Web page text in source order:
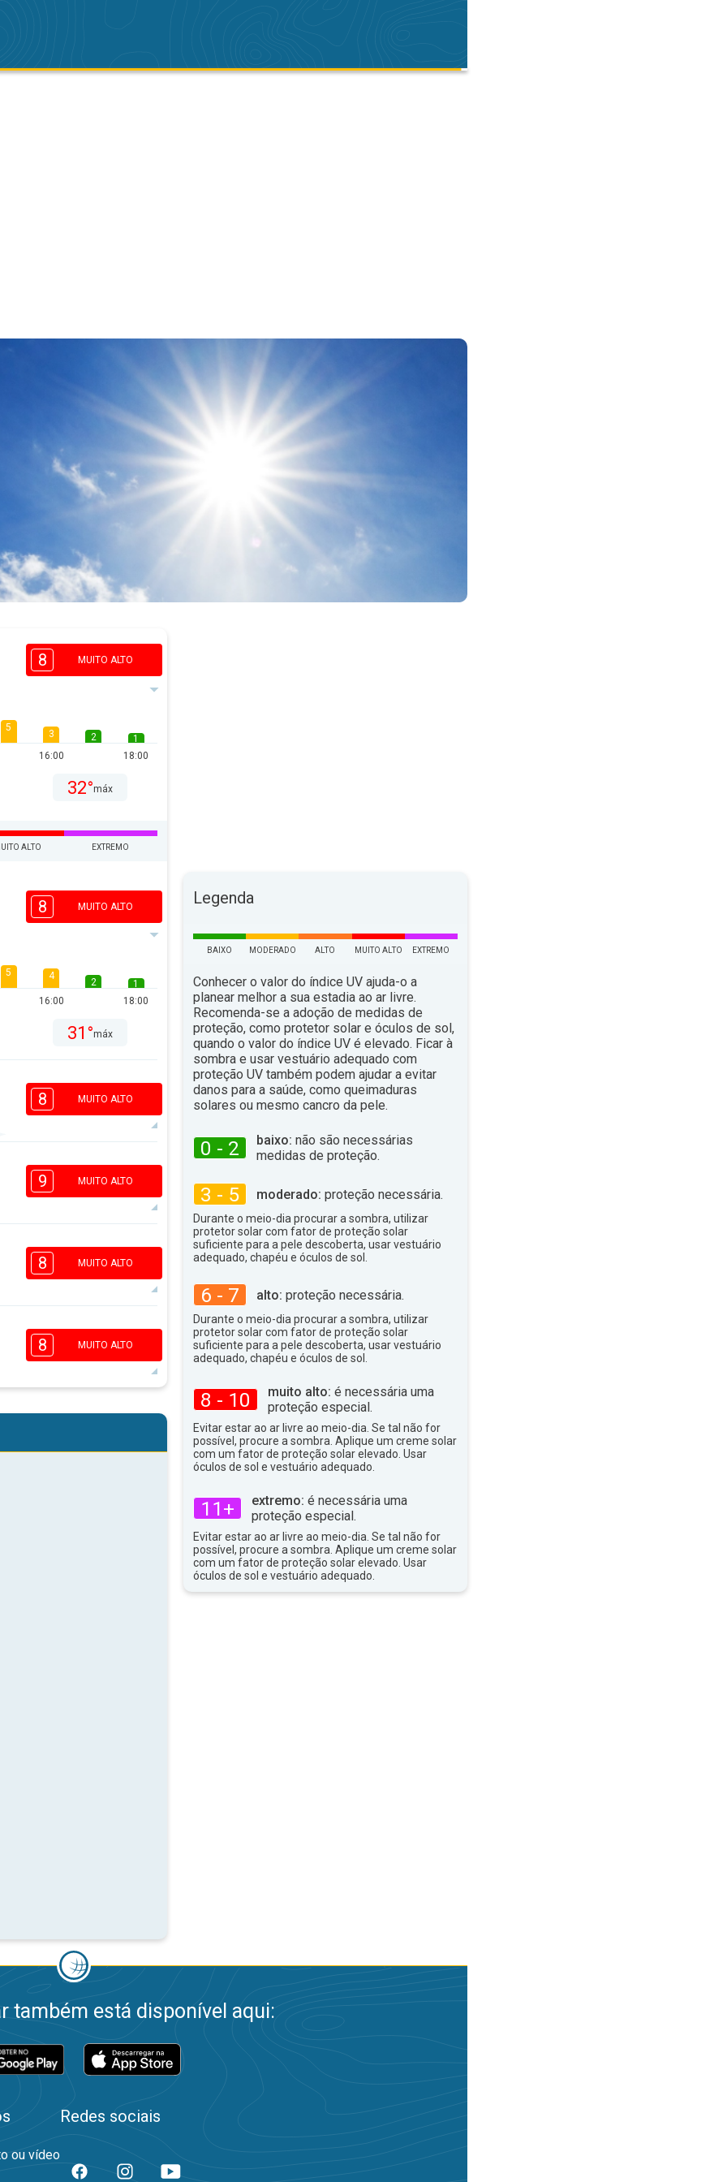
8 MUITO ALTO
5
3
16:00
2
1
18:00
32°máx
ALTO EXTREMO
8 MUITO ALTO
5 4
16:00
2
1
18:00
31°máx
8 MUITO ALTO
3
16:00
1
29°máx
9 MUITO ALTO
4
16:00
2
18:00
30°
8 MUITO ALTO
4
16:00
2
32°máx
8 MUITO ALTO
5 4
Legenda
BAIXO MODERADO ALTO MUITO ALTO EXTREMO
Conhecer o valor do índice UV ajuda-o a
planear melhor a sua estadia ao ar livre.
Recomenda-se a adoção de medidas de
proteção, como protetor solar e óculos de sol,
quando o valor do índice UV é elevado. Ficar à
sombra e usar vestuário adequado com
proteção UV também podem ajudar a evitar
danos para a saúde, como queimaduras
solares ou mesmo cancro da pele.
0 - 2 baixo: não são necessárias
medidas de proteção.
3 - 5 moderado: proteção necessária.
Durante o meio-dia procurar a sombra, utilizar
protetor solar com fator de proteção solar
suficiente para a pele descoberta, usar vestuário
adequado, chapéu e óculos de sol.
6 - 7 alto: proteção necessária.
Durante o meio-dia procurar a sombra, utilizar
protetor solar com fator de proteção solar
suficiente para a pele descoberta, usar vestuário
adequado, chapéu e óculos de sol.
8 - 10 muito alto: é necessária uma
proteção especial.
Evitar estar ao ar livre ao meio-dia. Se tal não for
possível, procure a sombra. Aplique um creme solar
com um fator de proteção solar elevado. Usar
óculos de sol e vestuário adequado.
11+ extremo: é necessária uma
proteção especial.
Evitar estar ao ar livre ao meio-dia. Se tal não for
possível, procure a sombra. Aplique um creme solar
com um fator de proteção solar elevado. Usar
óculos de sol e vestuário adequado.
também está disponível aqui:
ou vídeo
Redes sociais